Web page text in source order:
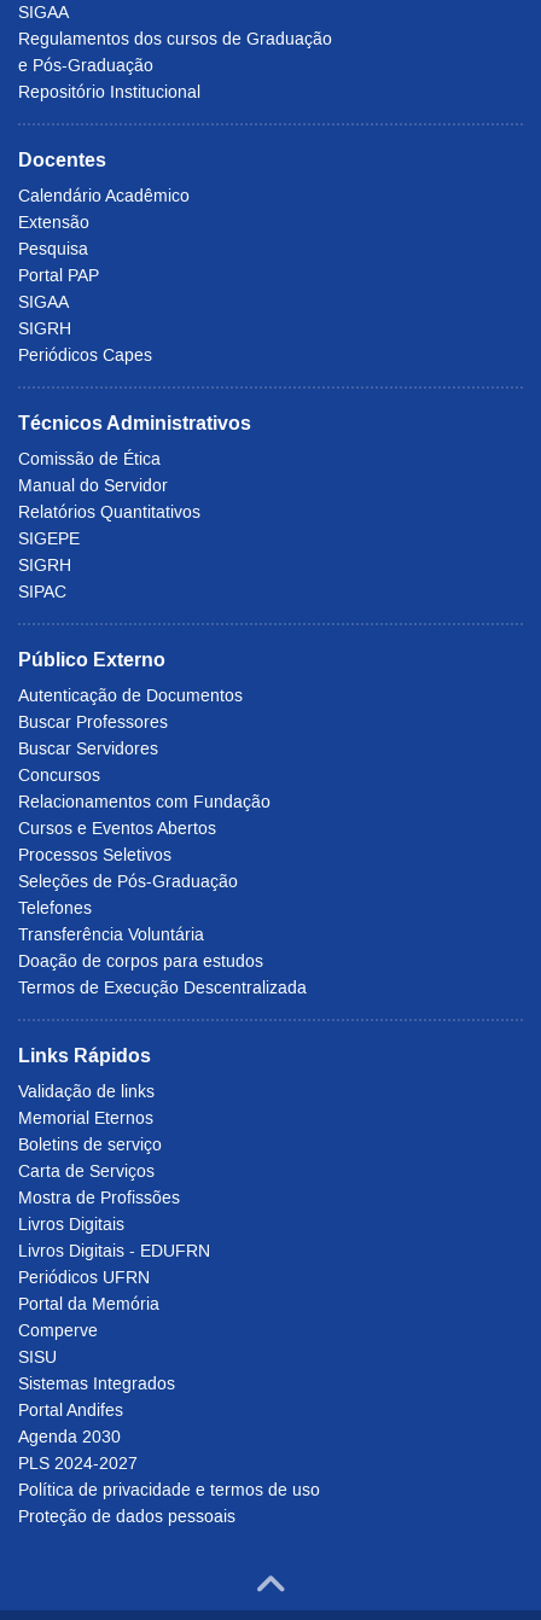
SIGAA
Regulamentos dos cursos de Graduação
e Pós-Graduação
Repositório Institucional
Docentes
Calendário Acadêmico
Extensão
Pesquisa
Portal PAP
SIGAA
SIGRH
Periódicos Capes
Técnicos Administrativos
Comissão de Ética
Manual do Servidor
Relatórios Quantitativos
SIGEPE
SIGRH
SIPAC
Público Externo
Autenticação de Documentos
Buscar Professores
Buscar Servidores
Concursos
Relacionamentos com Fundação
Cursos e Eventos Abertos
Processos Seletivos
Seleções de Pós-Graduação
Telefones
Transferência Voluntária
Doação de corpos para estudos
Termos de Execução Descentralizada
Links Rápidos
Validação de links
Memorial Eternos
Boletins de serviço
Carta de Serviços
Mostra de Profissões
Livros Digitais
Livros Digitais - EDUFRN
Periódicos UFRN
Portal da Memória
Comperve
SISU
Sistemas Integrados
Portal Andifes
Agenda 2030
PLS 2024-2027
Política de privacidade e termos de uso
Proteção de dados pessoais